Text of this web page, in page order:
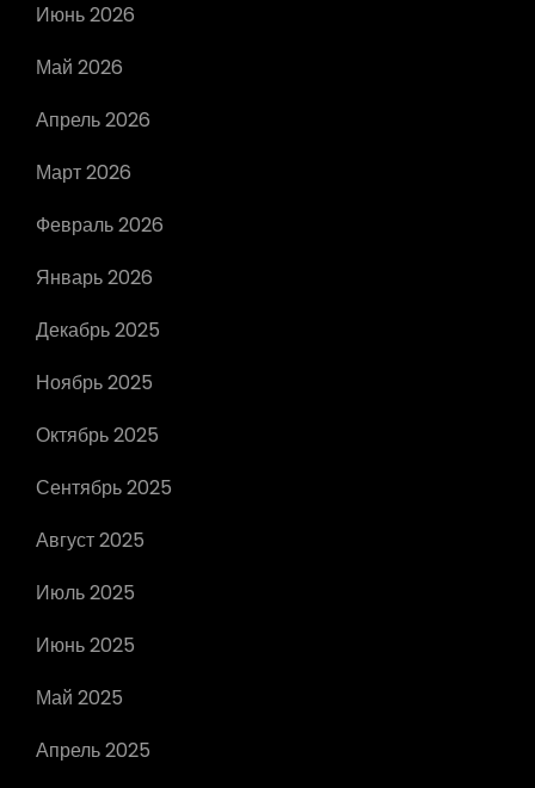
Июнь 2026
Май 2026
Апрель 2026
Март 2026
Февраль 2026
Январь 2026
Декабрь 2025
Ноябрь 2025
Октябрь 2025
Сентябрь 2025
Август 2025
Июль 2025
Июнь 2025
Май 2025
Апрель 2025